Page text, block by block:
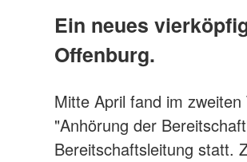
Ein neues
Offenburg.
Mitte April fand im
"Anhörung der
Bereitschaftsleitung statt.